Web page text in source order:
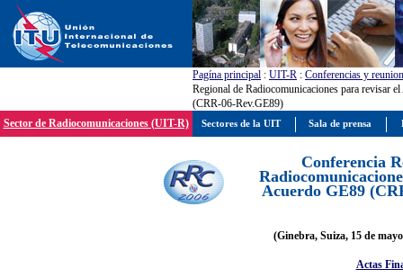
Pagína principal : UIT-R : Conferencias y
Regional de Radiocomunicaciones para revisar
(CRR-06-Rev.GE89)
Sector de Radiocomunicaciones (UIT-R)
Conferencia
Acuerdo GE89
(Ginebra, Suiza, 15 de
Actas
Sectores de la UIT Sala de prensa